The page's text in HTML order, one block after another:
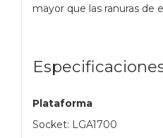
mayor que las ranuras de
Plataforma
Socket: LGA1700